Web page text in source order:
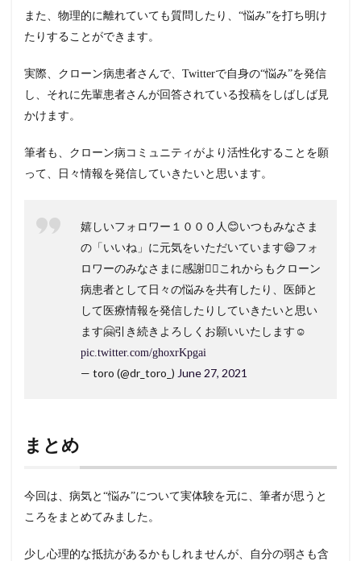
また、物理的に離れていても質問したり、“悩み”を打ち明け
たりすることができます。
実際、クローン病患者さんで、Twitterで自身の“悩み”を発信
し、それに先輩患者さんが回答されている投稿をしばしば見
かけます。
筆者も、クローン病コミュニティがより活性化することを願
って、日々情報を発信していきたいと思います。
嬉しいフォロワー１０００人😊いつもみなさま
の「いいね」に元気をいただいています😄フォ
ロワーのみなさまに感謝🙇‍♂️これからもクローン
病患者として日々の悩みを共有したり、医師と
して医療情報を発信したりしていきたいと思い
ます🤗引き続きよろしくお願いいたします☺️
pic.twitter.com/ghoxrKpgai
— toro (@dr_toro_) June 27, 2021
まとめ
今回は、病気と“悩み”について実体験を元に、筆者が思うと
ころをまとめてみました。
少し心理的な抵抗があるかもしれませんが、自分の弱さも含